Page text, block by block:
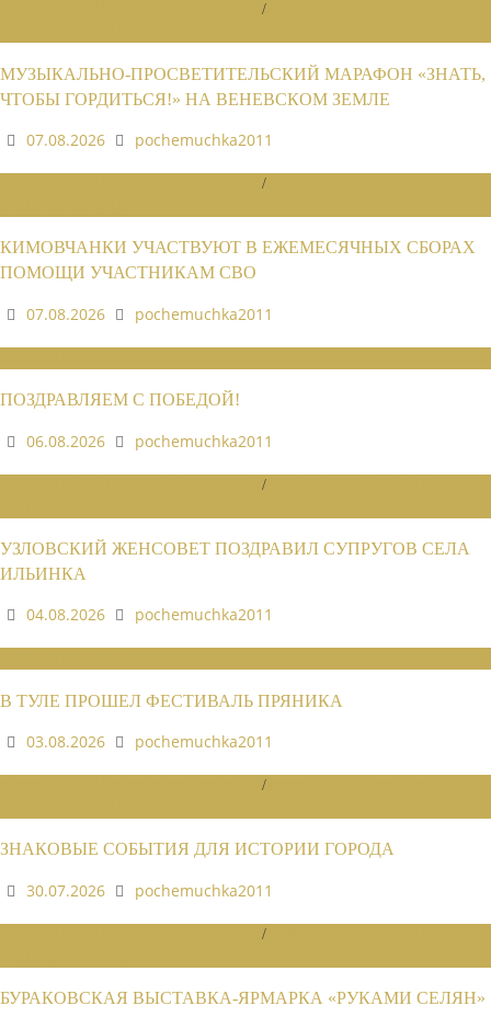
/
МУЗЫКАЛЬНО-ПРОСВЕТИТЕЛЬСКИЙ МАРАФОН «ЗНАТЬ,
ЧТОБЫ ГОРДИТЬСЯ!» НА ВЕНЕВСКОМ ЗЕМЛЕ
07.08.2026
pochemuchka2011
/
КИМОВЧАНКИ УЧАСТВУЮТ В ЕЖЕМЕСЯЧНЫХ СБОРАХ
ПОМОЩИ УЧАСТНИКАМ СВО
07.08.2026
pochemuchka2011
ПОЗДРАВЛЯЕМ С ПОБЕДОЙ!
06.08.2026
pochemuchka2011
/
УЗЛОВСКИЙ ЖЕНСОВЕТ ПОЗДРАВИЛ СУПРУГОВ СЕЛА
ИЛЬИНКА
04.08.2026
pochemuchka2011
В ТУЛЕ ПРОШЕЛ ФЕСТИВАЛЬ ПРЯНИКА
03.08.2026
pochemuchka2011
/
ЗНАКОВЫЕ СОБЫТИЯ ДЛЯ ИСТОРИИ ГОРОДА
30.07.2026
pochemuchka2011
/
БУРАКОВСКАЯ ВЫСТАВКА-ЯРМАРКА «РУКАМИ СЕЛЯН»